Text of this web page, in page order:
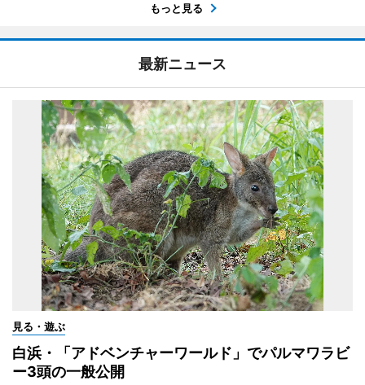
もっと見る
最新ニュース
見る・遊ぶ
白浜・「アドベンチャーワールド」でパルマワラビ
ー3頭の一般公開